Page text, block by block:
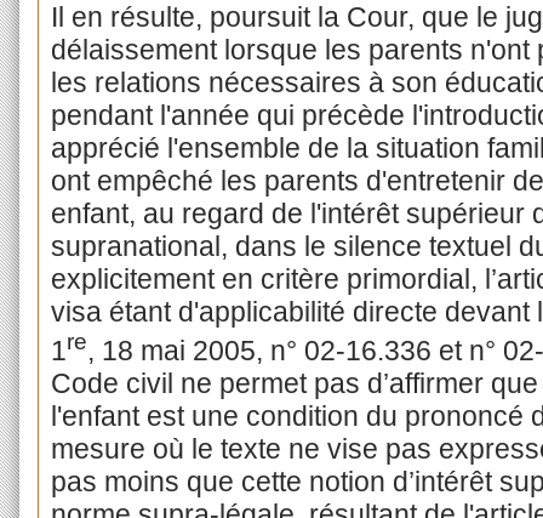
Il en résulte, poursuit la Cour, que le
délaissement lorsque les parents
les relations nécessaires à son
pendant l'année qui précède
apprécié l'ensemble de la situation
ont empêché les parents d'entretenir
enfant, au regard de l'intérêt supérieur
supranational, dans le silence textuel
explicitement en critère primordial,
visa étant d'applicabilité directe
1re, 18 mai 2005, n° 02-16.336 et n°
Code civil ne permet pas d’affirmer
l'enfant est une condition du prononcé
mesure où le texte ne vise pas
pas moins que cette notion d’intérêt